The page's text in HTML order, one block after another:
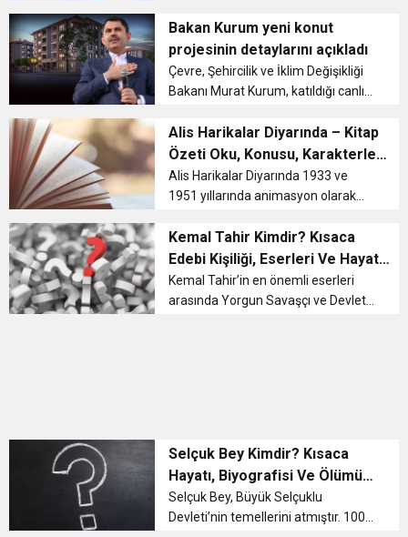
buluşturdu
11:36 Hareketsiz yaşam diyabete neden oluyor
11:32 Dr. Öcük, karın germe estetiği ile ilgili bilgi verdi
10:45 Terör Örgütüne MİT’ten Darbe!
çalınmasıyla gündemden düşmeyen
ünlü şarkıcı Simge Sağın, davet
üzerine Spor ...
Bakan Kurum yeni konut
projesinin detaylarını açıkladı
Çevre, Şehircilik ve İklim Değişikliği
Bakanı Murat Kurum, katıldığı canlı
açıklamalarda bulundu. Bakan
Kurum’un açıklamaları özetle
şöyle:Emlak Konut ve THY iş bi...
Alis Harikalar Diyarında – Kitap
Özeti Oku, Konusu, Karakterleri
Ve Sayfa Sayısı
Alis Harikalar Diyarında 1933 ve
1951 yıllarında animasyon olarak
Burton’un yönettiği Alice in
Wonderland filmi ise 2010 yılında
gösterime girmiştir. Johnny Depp...
Kemal Tahir Kimdir? Kısaca
Edebi Kişiliği, Eserleri Ve Hayatı
Hakkında Bilgiler
Kemal Tahir’in en önemli eserleri
arasında Yorgun Savaşçı ve Devlet
Selçuk Bey Kimdir? Kısaca
Hayatı, Biyografisi Ve Ölümü
Hakkında Bilgiler
Selçuk Bey, Büyük Selçuklu
Devleti’nin temellerini atmıştır. 1009